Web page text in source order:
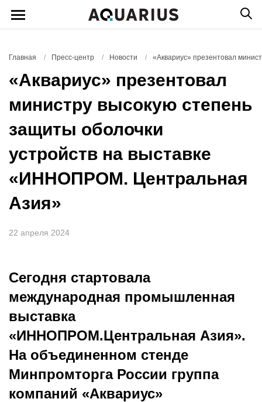
Главная / Пресс-центр / Новости / «Аквариус» презентовал
«Аквариус» презентовал
министру высокую степень
защиты оболочки
устройств на выставке
«ИННОПРОМ. Центральная
Азия»
22 апреля 2024
Сегодня стартовала
международная промышленная
выставка
«ИННОПРОМ.Центральная Азия».
На объединенном стенде
Минпромторга России группа
компаний «Аквариус»